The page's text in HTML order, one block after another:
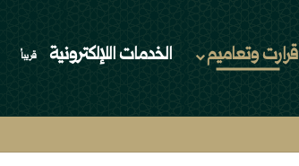
قرارت وتعاميم الخدمات اللإلكترونية قريباُ